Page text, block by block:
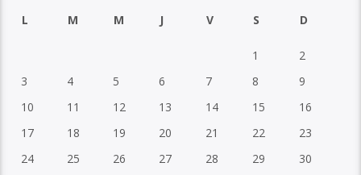
L M M J V S D
1
2
3
4 5 6 7 8
9
10
11 12 13 14 15
16
17
18 19 20 21 22
23
24
25 26 27 28 29
30